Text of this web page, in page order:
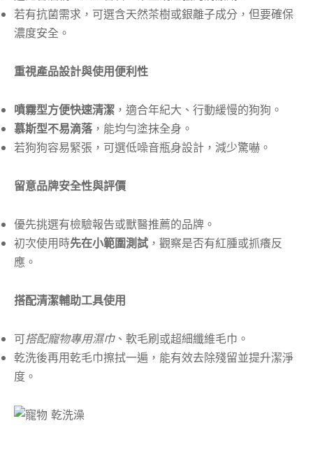
若有抗菌需求，可選含天然茶樹或銀離子成分，但要確保
濃度安全。
重視產品設計與使用便利性
噴霧型方便快速清潔 ，適合年紀大、行動緩慢的狗狗。
慕斯型不易滴落，能均勻塗抹全身。
若狗狗容易緊張，可選低噪音瓶身設計，減少驚嚇。
留意品牌安全性與評價
優先挑選有檢驗報告或獸醫推薦的品牌。
初次使用時先在小範圍測試 ，觀察是否有紅腫或抓癢反
應。
搭配清潔輔助工具使用
可搭配寵物專用濕巾、軟毛刷或超細纖維毛巾。
乾洗後再用乾毛巾擦拭一遍，能有效去除殘留並提升潔淨
度。